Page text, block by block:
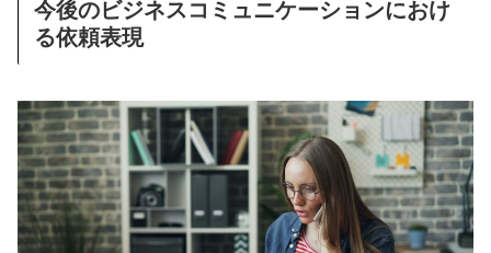
今後のビジネスコミュニケーションにおけ
る依頼表現